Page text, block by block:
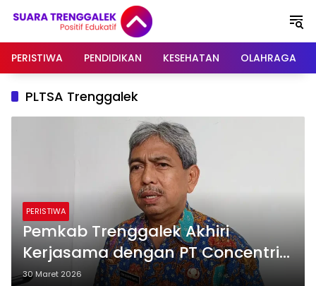
PERISTIWA
PENDIDIKAN KESEHATAN OLAHRAGA
PLTSA Trenggalek
PERISTIWA
Pemkab Trenggalek Akhiri
Kerjasama dengan PT Concentrix,
Rencana Proyek PLTSA Gagal
30 Maret 2026